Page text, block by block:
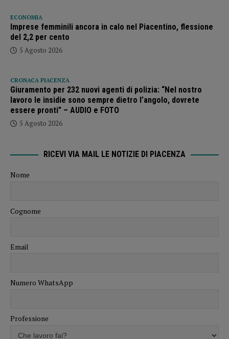
ECONOMIA
Imprese femminili ancora in calo nel Piacentino, flessione
del 2,2 per cento
5 Agosto 2026
CRONACA PIACENZA
Giuramento per 232 nuovi agenti di polizia: “Nel nostro
lavoro le insidie sono sempre dietro l’angolo, dovrete
essere pronti” – AUDIO e FOTO
5 Agosto 2026
RICEVI VIA MAIL LE NOTIZIE DI PIACENZA
Nome
Cognome
Email
Numero WhatsApp
Professione